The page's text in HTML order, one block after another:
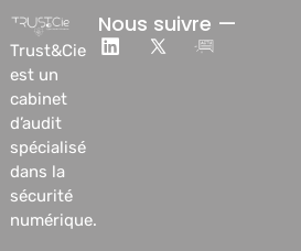
Trust&Cie
est un
cabinet
d’audit
spécialisé
dans la
sécurité
numérique.
Nous suivre —